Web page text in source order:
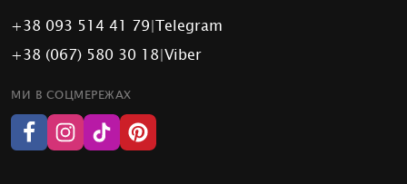
+38 093 514 41 79|Telegram
+38 (067) 580 30 18|Viber
МИ В СОЦМЕРЕЖАХ